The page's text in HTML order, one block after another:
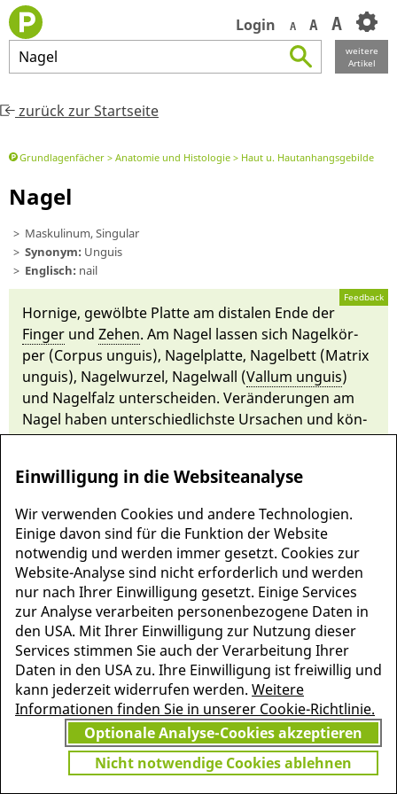
Login A A A
Nagel
weitere
Artikel
zurück zur Startseite
Grundlagenfächer Anatomie und Histologie Haut u. Hautanhangsgebilde
Nagel
Maskulinum, Singular
Synonym: Unguis
Englisch: nail
Feedback
Horni­ge, gewölb­te Platte am distalen En­de der
Finger und Zehen. Am Nagel lassen sich Nagel­kör­
per (Cor­pus un­guis), Nagel­platte, Nagelbett (Matrix
un­guis), Nagel­wurzel, Nagel­wall (Val­lum un­guis)
und Nagel­falz un­ter­scheiden. Ver­än­de­run­gen am
Nagel haben un­terschied­lichs­te Ur­sachen und kön­
nen auf Erkrankungen vie­ler Or­gane hin­weisen.
MEHR INFORMATIONEN
ZU PSCHYREMBEL
JETZT
GRATIS TESTEN
Einwilligung in die Websiteanalyse
Wir verwenden Cookies und andere Technologien.
Einige davon sind für die Funktion der Website
notwendig und werden immer gesetzt. Cookies zur
Website-Analyse sind nicht erforderlich und werden
nur nach Ihrer Einwilligung gesetzt. Einige Services
zur Analyse verarbeiten personenbezogene Daten in
den USA. Mit Ihrer Einwilligung zur Nutzung dieser
Services stimmen Sie auch der Verarbeitung Ihrer
Daten in den USA zu. Ihre Einwilligung ist freiwillig und
kann jederzeit widerrufen werden. Weitere
Informationen finden Sie in unserer Cookie-Richtlinie.
Optionale Analyse-Cookies akzeptieren
Nicht notwendige Cookies ablehnen